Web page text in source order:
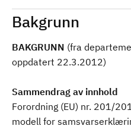
Bakgrunn
BAKGRUNN (fra
oppdatert 22.3.2012)
Sammendrag av innhold
Forordning (EU) nr. 201/
modell for